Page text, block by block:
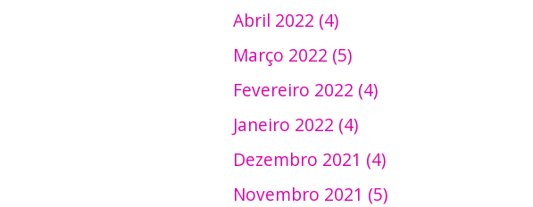
Abril 2022 (4)
Março 2022 (5)
Fevereiro 2022 (4)
Janeiro 2022 (4)
Dezembro 2021 (4)
Novembro 2021 (5)